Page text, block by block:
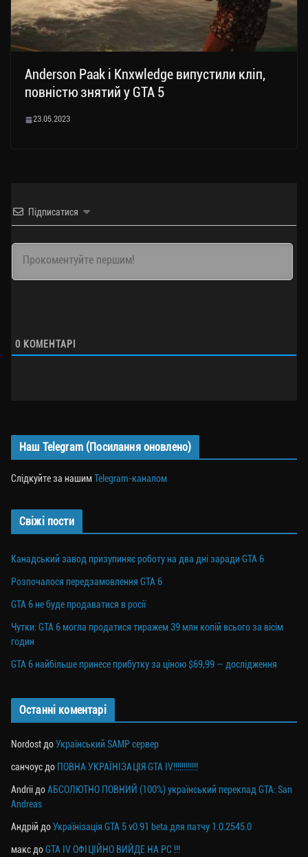
Anderson Paak і Knxwledge випустили кліп,
повністю знятий у GTA 5
23.05.2023
Підписатися
0 КОМЕНТАРІ
Наш Telegram (Посилання оновлено)
Слідкуйте за нашимTelegram-каналом
Свіжі пости
Канадський завод призупиняє роботу на два дні заради GTA 6
Розпочалося передзамовлення GTA 6
GTA 6 не буде продаватися в росії
Чутки: GTA 6 могла продатися тиражем 39 млн копій всього за вісім
годин
GTA 6 найбільше принесе прибутку за ціною $69,99 — дослідження
Останні коментарі
NordostдоУкраїнський SAMP сервер
санчоусдо ПОВНА УКРАЇНІЗАЦІЯ GTA IV!!!!!!!!!!!!
AndriiдоАБСОЛЮТНО ПОВНИЙ (100%) український переклад GTA: San
Andreas
Андрій доУкраїнізація GTA 5 v0.91 beta для патчу 1.0.2545.0
максдоGTA IV ОФІЦІЙНО ВИЙДЕ НА PC !!!